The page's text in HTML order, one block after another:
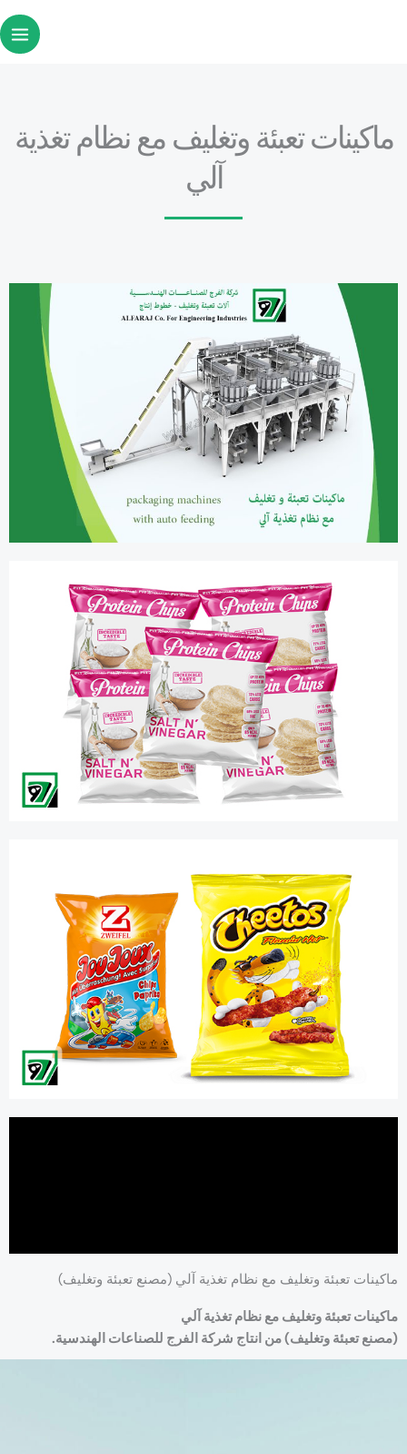
ماكينات تعبئة وتغليف مع نظام تغذية
آلي
ماكينات تعبئة وتغليف مع نظام تغذية آلي (مصنع تعبئة وتغليف)
ماكينات تعبئة وتغليف مع نظام تغذية آلي
(مصنع تعبئة وتغليف) من انتاج شركة الفرج للصناعات الهندسية.